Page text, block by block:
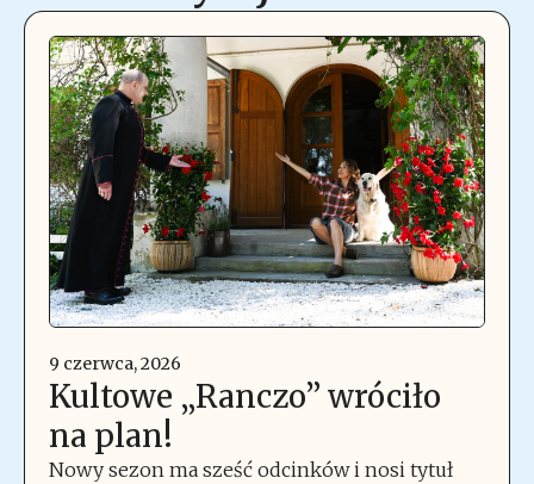
9 czerwca, 2026
Kultowe „Ranczo” wróciło
na plan!
Nowy sezon ma sześć odcinków i nosi tytuł